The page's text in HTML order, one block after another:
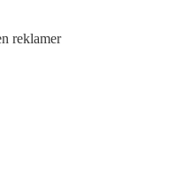
reklamer